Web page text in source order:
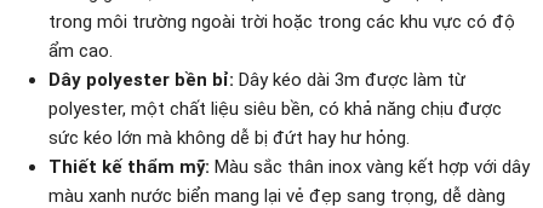
trong môi trường ngoài trời hoặc trong các khu vực có độ
ẩm cao.
Dây polyester bền bỉ: Dây kéo dài 3m được làm từ
polyester, một chất liệu siêu bền, có khả năng chịu được
sức kéo lớn mà không dễ bị đứt hay hư hỏng.
Thiết kế thẩm mỹ: Màu sắc thân inox vàng kết hợp với dây
màu xanh nước biển mang lại vẻ đẹp sang trọng, dễ dàng